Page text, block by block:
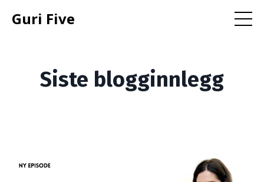
Guri Five
Siste blogginnlegg